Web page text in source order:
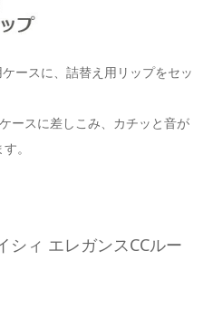
ースに、詰替え用リップをセッ
ースに差しこみ、カチッと音が
。
シィ エレガンスCCルー